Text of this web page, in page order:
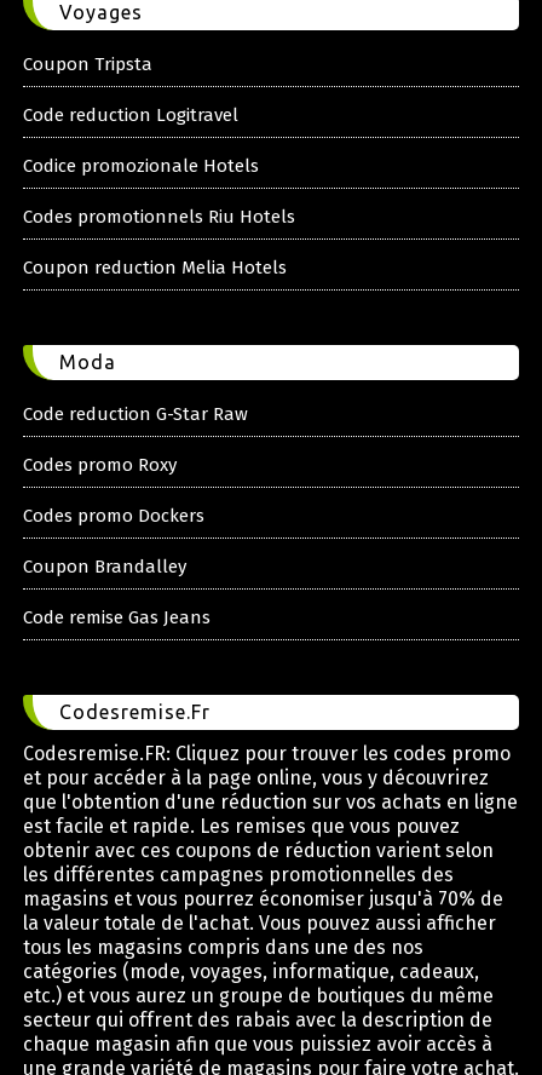
Voyages
Coupon Tripsta
Code reduction Logitravel
Codice promozionale Hotels
Codes promotionnels Riu Hotels
Coupon reduction Melia Hotels
Moda
Code reduction G-Star Raw
Codes promo Roxy
Codes promo Dockers
Coupon Brandalley
Code remise Gas Jeans
Codesremise.Fr
Codesremise.FR: Cliquez pour trouver les codes promo
et pour accéder à la page online, vous y découvrirez
que l'obtention d'une réduction sur vos achats en ligne
est facile et rapide. Les remises que vous pouvez
obtenir avec ces coupons de réduction varient selon
les différentes campagnes promotionnelles des
magasins et vous pourrez économiser jusqu'à 70% de
la valeur totale de l'achat. Vous pouvez aussi afficher
tous les magasins compris dans une des nos
catégories (mode, voyages, informatique, cadeaux,
etc.) et vous aurez un groupe de boutiques du même
secteur qui offrent des rabais avec la description de
chaque magasin afin que vous puissiez avoir accès à
une grande variété de magasins pour faire votre achat.